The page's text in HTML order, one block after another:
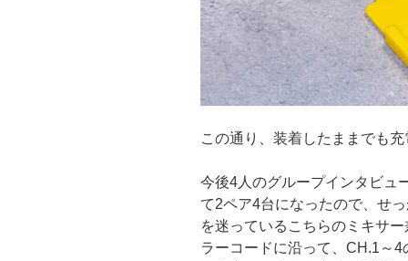
この通り、装着したままでも
今後4人のグループインタビュ
て2ペア4台になったので、せ
を迷っているこちらのミキサ
ラーコードに沿って、CH.1～